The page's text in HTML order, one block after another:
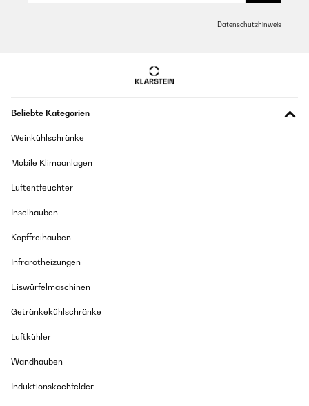
Datenschutzhinweis
Beliebte Kategorien
Weinkühlschränke
Mobile Klimaanlagen
Luftentfeuchter
Inselhauben
Kopffreihauben
Infrarotheizungen
Eiswürfelmaschinen
Getränkekühlschränke
Luftkühler
Wandhauben
Induktionskochfelder